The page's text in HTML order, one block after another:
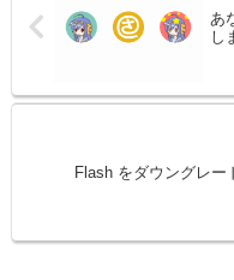
あ
し
Flash をダウングレー